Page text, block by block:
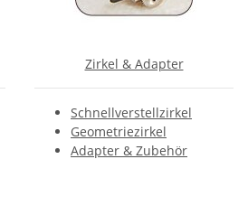
Zirkel & Adapter
Schnellverstellzirkel
Geometriezirkel
Adapter & Zubehör